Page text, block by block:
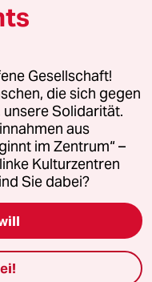
oder für Genehmigungen
Richtlinien
Impressum AGB
(Ads)
Gesellschaft!
die sich gegen
Solidarität.
aus
im Zentrum“ –
Kulturzentren
Sie dabei?